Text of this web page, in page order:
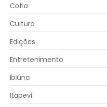
Cotia
Cultura
Edições
Entretenimento
Ibiúna
Itapevi